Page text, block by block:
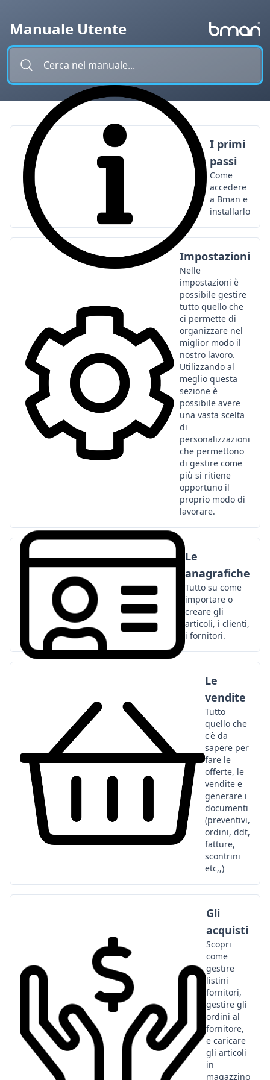
Manuale Utente
I primi
passi
Come
accedere
a Bman e
installarlo
Impostazioni
Nelle
impostazioni è
possibile gestire
tutto quello che
ci permette di
organizzare nel
miglior modo il
nostro lavoro.
Utilizzando al
meglio questa
sezione è
possibile avere
una vasta scelta
di
personalizzazioni
che permettono
di gestire come
più si ritiene
opportuno il
proprio modo di
lavorare.
Le
anagrafiche
Tutto su come
importare o
creare gli
articoli, i clienti,
i fornitori.
Le
vendite
Tutto
quello che
c'è da
sapere per
fare le
offerte, le
vendite e
generare i
documenti
(preventivi,
ordini, ddt,
fatture,
scontrini
etc,,)
Gli
acquisti
Scopri
come
gestire
listini
fornitori,
gestire gli
ordini al
fornitore,
e caricare
gli articoli
in
magazzino